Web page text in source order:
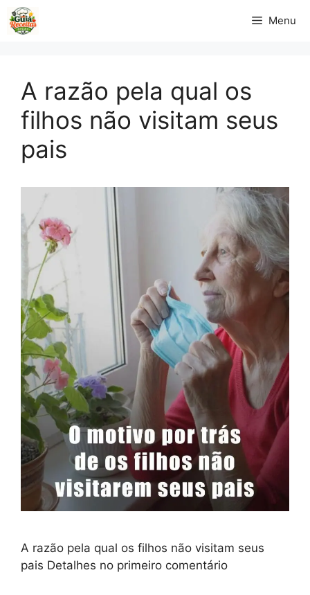
Pular
para
Menu
A razão pela qual os
filhos não visitam seus
pais
A razão pela qual os filhos não visitam seus
pais Detalhes no primeiro comentário